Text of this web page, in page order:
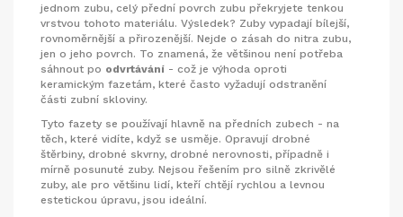
jednom zubu, celý přední povrch zubu překryjete tenkou
vrstvou tohoto materiálu. Výsledek? Zuby vypadají bílejší,
rovnoměrnější a přirozenější. Nejde o zásah do nitra zubu,
jen o jeho povrch. To znamená, že většinou není potřeba
sáhnout po odvrtávání - což je výhoda oproti
keramickým fazetám, které často vyžadují odstranění
části zubní skloviny.
Tyto fazety se používají hlavně na předních zubech - na
těch, které vidíte, když se usměje. Opravují drobné
štěrbiny, drobné skvrny, drobné nerovnosti, případně i
mírně posunuté zuby. Nejsou řešením pro silně zkrivělé
zuby, ale pro většinu lidí, kteří chtějí rychlou a levnou
estetickou úpravu, jsou ideální.